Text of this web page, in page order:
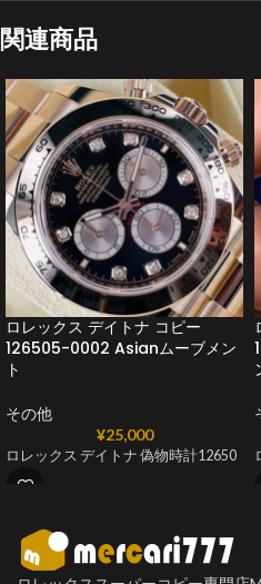
関連商品
ロレックス デイトナ コピー
126505-0002 Asianムーブメン
ト
その他
¥25,000
ロレックス デイトナ 偽物時計12650